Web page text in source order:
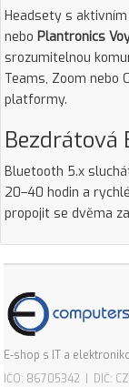
Headsety s aktivním
nebo Plantronics
srozumitelnou
Teams, Zoom nebo
platformy.
Bluetooth 5.x
20–40 hodin a
propojit se dvěma
E-shop s IT a
IČO: 86705342 | DIČ: